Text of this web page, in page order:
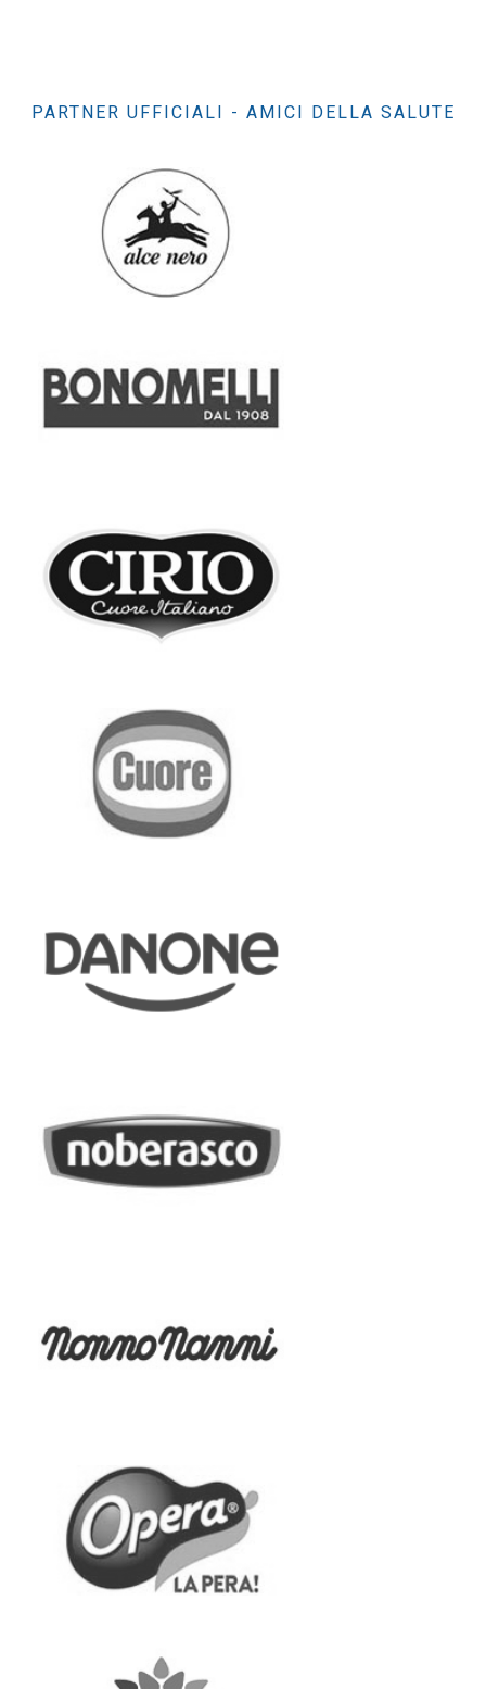
PARTNER UFFICIALI - AMICI DELLA SALUTE